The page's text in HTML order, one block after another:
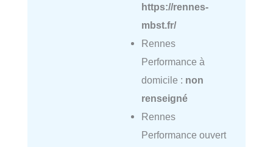
https://rennes-
mbst.fr/
Rennes
Performance à
domicile : non
renseigné
Rennes
Performance ouvert